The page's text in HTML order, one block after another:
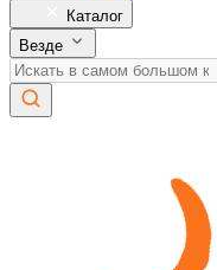
Каталог
Везде